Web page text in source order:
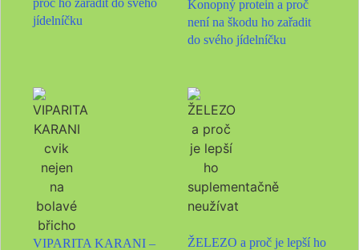
jídelníčku
Konopný protein a proč
není na škodu ho zařadit
do svého jídelníčku
VIPARITA KARANI – ŽELEZO a proč je lepší ho